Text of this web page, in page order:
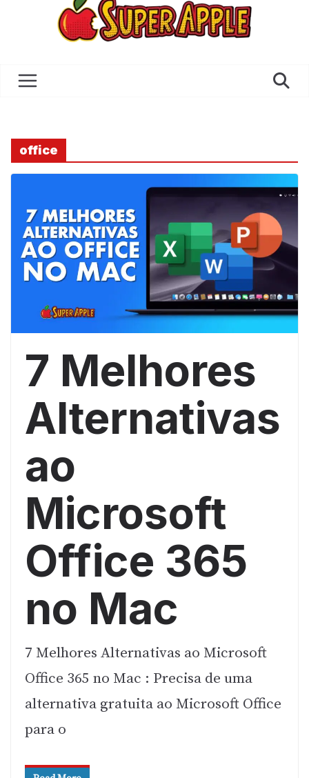
office
7 Melhores
Alternativas
ao
Microsoft
Office 365
no Mac
7 Melhores Alternativas ao Microsoft
Office 365 no Mac : Precisa de uma
alternativa gratuita ao Microsoft Office
para o